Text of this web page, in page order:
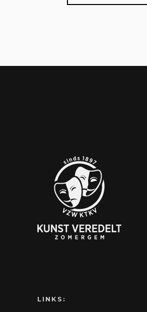
LINKS: